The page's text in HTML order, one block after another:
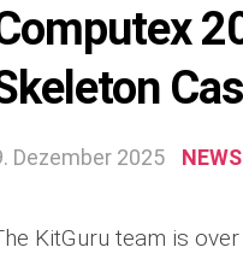
Dezember 2025 NEWS
KitGuru team is